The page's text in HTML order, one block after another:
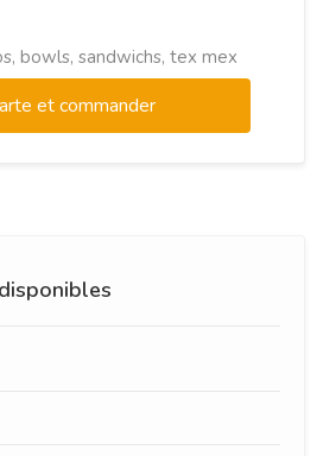
bowls, sandwichs, tex mex
et commander